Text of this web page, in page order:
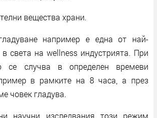
вещества храни.
например е една от най-
света на wellness индустрията. При
се случва в определен времеви
в рамките на 8 часа, а през
човек гладува.
научни изследвания този режим